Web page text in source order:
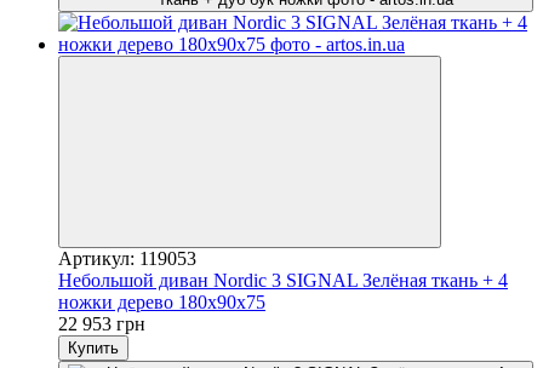
Артикул: 119053
Небольшой диван Nordic 3 SIGNAL Зелёная ткань + 4
ножки дерево 180х90х75
22 953 грн
Купить